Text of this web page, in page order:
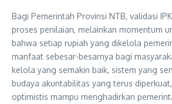
Bagi Pemerintah Provinsi NTB, validasi
proses penilaian, melainkan momentum
bahwa setiap rupiah yang dikelola
manfaat sebesar-besarnya bagi
kelola yang semakin baik, sistem yang
budaya akuntabilitas yang terus
optimistis mampu menghadirkan